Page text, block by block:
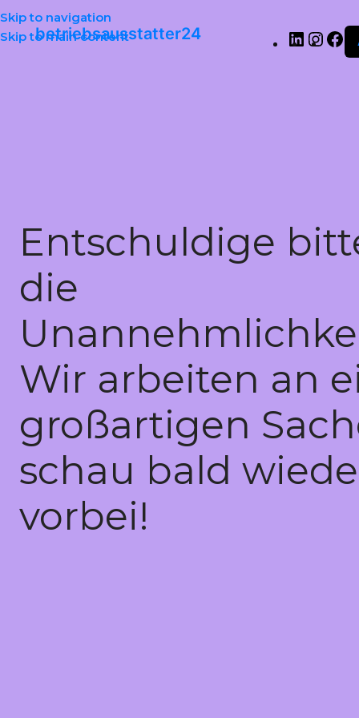
Skip to navigation
Skip to main content
betriebsausstatter24
Entschuldige
die
Wir arbeiten an
großartigen
schau bald
vorbei!